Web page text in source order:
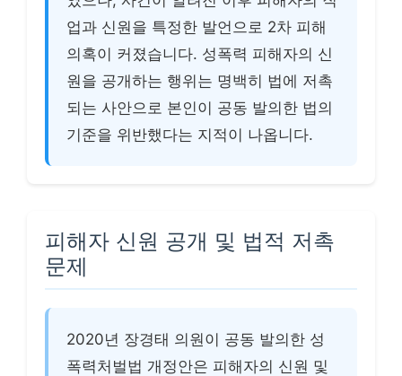
업과 신원을 특정한 발언으로 2차 피해
의혹이 커졌습니다. 성폭력 피해자의 신
원을 공개하는 행위는 명백히 법에 저촉
되는 사안으로 본인이 공동 발의한 법의
기준을 위반했다는 지적이 나옵니다.
피해자 신원 공개 및 법적 저촉
문제
2020년 장경태 의원이 공동 발의한 성
폭력처벌법 개정안은 피해자의 신원 및